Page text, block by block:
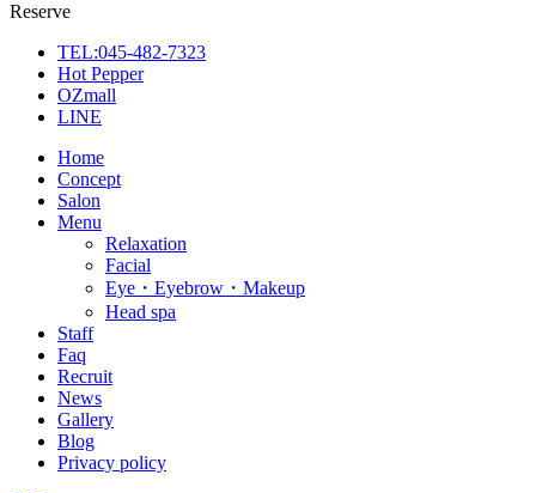
Reserve
TEL:045-482-7323
Hot Pepper
OZmall
LINE
Home
Concept
Salon
Menu
Relaxation
Facial
Eye・Eyebrow・Makeup
Head spa
Staff
Faq
Recruit
News
Gallery
Blog
Privacy policy